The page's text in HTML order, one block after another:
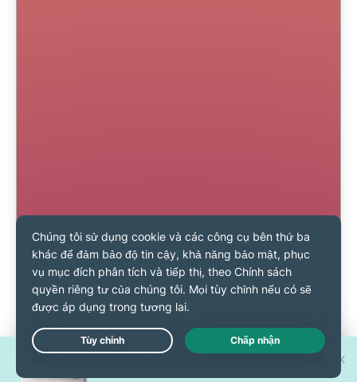
Live Chat
Cơ hội trúng 1 trong 30 chiếc